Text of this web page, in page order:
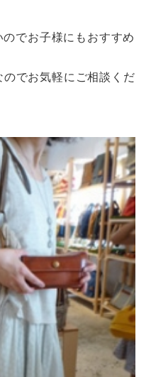
でお子様にもおすすめ
でお気軽にご相談くだ